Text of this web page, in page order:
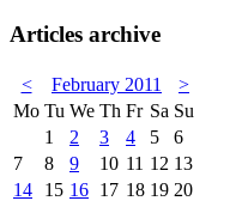
Articles archive
< February 2011
>
Mo Tu We Th Fr Sa Su
1
2 3 4 5
6
7
8 9 10 11 12 13
14
15 16 17 18 19 20